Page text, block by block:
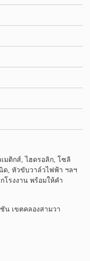
มติกส์, ไฮดรอลิก, โซลิ
ด, หัวขับวาล์วไฟฟ้า ฯลฯ
โรงงาน พร้อมให้คำ
น เขตคลองสามวา